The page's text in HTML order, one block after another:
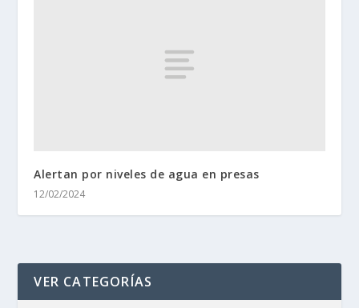
Alertan por niveles de agua en presas
12/02/2024
VER CATEGORÍAS